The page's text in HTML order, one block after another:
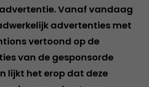
Vanaf vandaag
advertenties met
vertoond op de
van de gesponsorde
lijkt het erop dat deze